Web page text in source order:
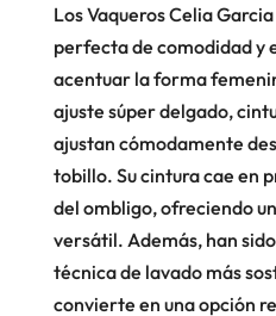
Los Vaqueros Celia
perfecta de comodidad y
acentuar la forma
ajuste súper delgado,
ajustan cómodamente
tobillo. Su cintura cae en
del ombligo, ofreciendo
versátil. Además, han
técnica de lavado más
convierte en una opción